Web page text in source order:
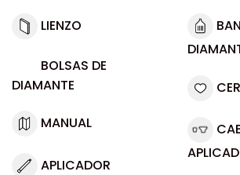
LIENZO
BOLSAS DE
DIAMANTE
MANUAL
APLICADOR